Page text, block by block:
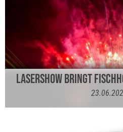
LASERSHOW BRINGT